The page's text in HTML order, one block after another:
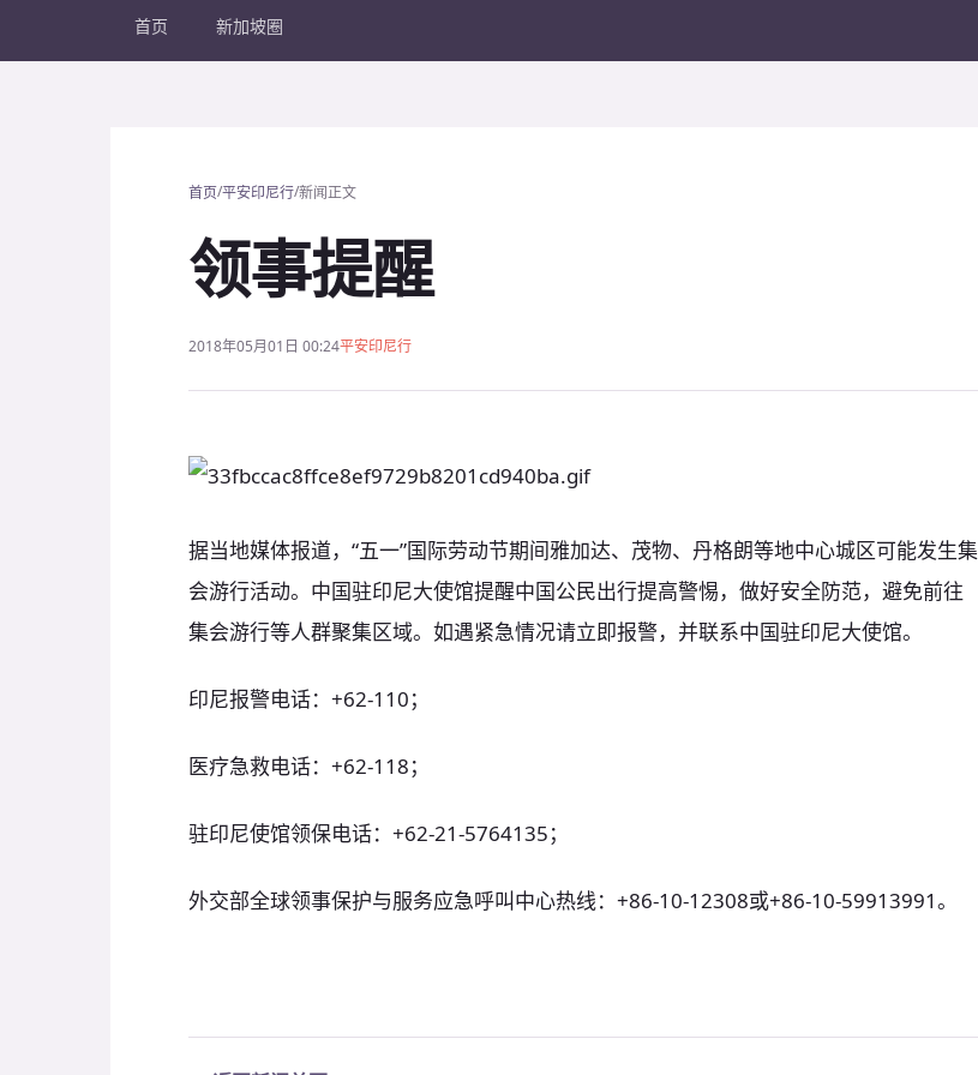
首页 新加坡圈
首页/平安印尼行/新闻正文
领事提醒
2018年05月01日 00:24平安印尼行
据当地媒体报道，“五一”国际劳动节期间雅加达、茂物、丹格朗等地中心城区可能发生集
会游行活动。中国驻印尼大使馆提醒中国公民出行提高警惕，做好安全防范，避免前往
集会游行等人群聚集区域。如遇紧急情况请立即报警，并联系中国驻印尼大使馆。
印尼报警电话：+62-110；
医疗急救电话：+62-118；
驻印尼使馆领保电话：+62-21-5764135；
外交部全球领事保护与服务应急呼叫中心热线：+86-10-12308或+86-10-59913991。